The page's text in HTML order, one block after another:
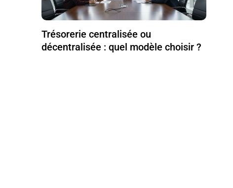
Trésorerie centralisée ou
décentralisée : quel modèle choisir ?